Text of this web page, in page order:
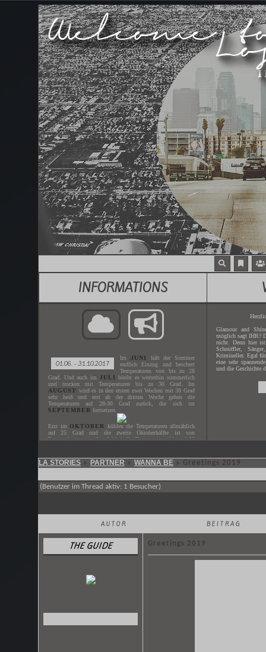
INFORMATIONS
01.06. - 31.10.2017
Im JUNI
hält der Sommer
endlich Einzug und beschert
Temperaturen von bis zu 28
Grad. Und auch im
JULI bleibt es weiterhin sommerlich
und trocken mit Temperaturen bis zu 30 Grad. Im
AUGUST wird es in den ersten zwei Wochen mit 38 Grad
sehr heiß und erst ab der dritten Woche gehen die
Temperaturen auf 28-30 Grad zurück, die sich im
SEPTEMBER fortsetzen.
Erst im OKTOBER
kühlen die Temperaturen allmählich
auf 25 Grad und die zweite Oktoberhälfte ist von
Regenschauern geprägt. Wobei die Temperaturen bis auf 20
Der nächsteZEITSPRUNGist inXX.XX.XXXX.
Glamour and
möglich sagt IHR?
nicht. Denn hier
Schnüffler,
Krimineller. Egal
eine sehr
und die Geschichte
LA STORIES » PARTNER » WANNA BE » Greetings 2019
(Benutzer im Thread aktiv: 1 Besucher)
AUTOR BEITRAG
THE GUIDE Greetings 2019